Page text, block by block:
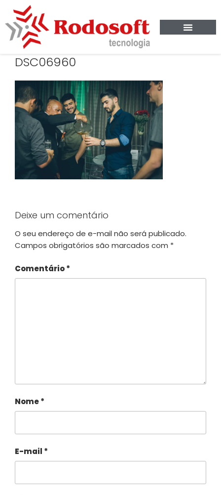
DSC06960
Deixe um comentário
O seu endereço de e-mail não será publicado.
Campos obrigatórios são marcados com *
Comentário*
Nome*
E-mail *